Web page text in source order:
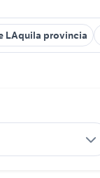
LAquila provincia